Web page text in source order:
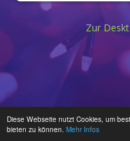
Diese Webseite nutzt Cookies, um
bieten zu können. Mehr Infos
Zur